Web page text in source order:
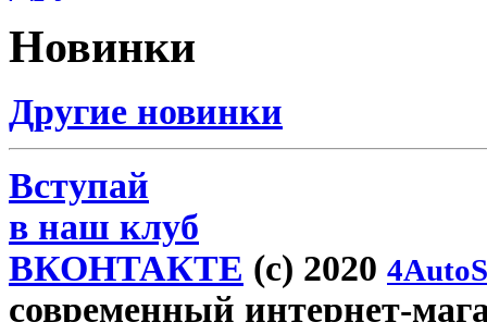
Новинки
Другие новинки
Вступай
в наш клуб
ВКОНТАКТЕ (c) 2020
современный интернет-